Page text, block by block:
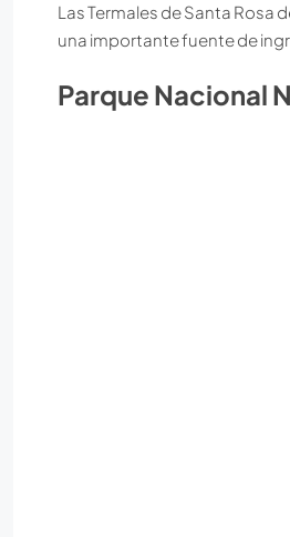
Las Termales de Santa
una importante fuente de
Parque Nacional